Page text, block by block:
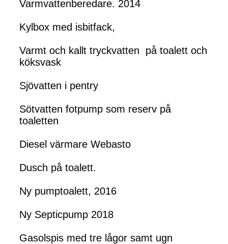
Varmvattenberedare. 2014
Kylbox med isbitfack,
Varmt och kallt tryckvatten på toalett och
köksvask
Sjövatten i pentry
Sötvatten fotpump som reserv på
toaletten
Diesel värmare Webasto
Dusch på toalett.
Ny pumptoalett, 2016
Ny Septicpump 2018
Gasolspis med tre lågor samt ugn